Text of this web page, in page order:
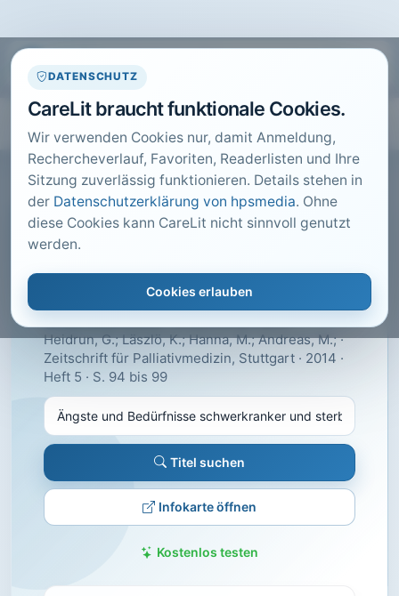
DATENSCHUTZ
CareLit braucht funktionale Cookies.
Wir verwenden Cookies nur, damit Anmeldung,
Rechercheverlauf, Favoriten, Readerlisten und Ihre
Sitzung zuverlässig funktionieren. Details stehen in
der Datenschutzerklärung von hpsmedia. Ohne
diese Cookies kann CareLit nicht sinnvoll genutzt
werden.
Cookies erlauben
CARELIT FACHARTIKEL
Ängste und Bedürfnisse
schwerkranker und
sterbender Menschen
Heidrun, G.; Läszlö, K.; Hanna, M.; Andreas, M.; ·
Zeitschrift für Palliativmedizin, Stuttgart · 2014 ·
Heft 5 · S. 94 bis 99
Titel suchen
Infokarte öffnen
Kostenlos testen